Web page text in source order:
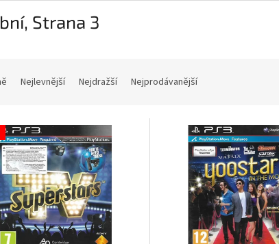
, Strana 3
Nejlevnější Nejdražší Nejprodávanější